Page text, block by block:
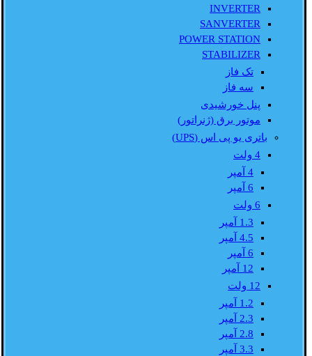
INVERTER
SANVERTER
POWER STATION
STABILIZER
تک فاز
سه فاز
پنل خورشیدی
موتور برق (ژنراتور)
باتری یو پی اس (UPS)
4 ولت
4 آمپر
6 آمپر
6 ولت
1.3 آمپر
4.5 آمپر
6 آمپر
12 آمپر
12 ولت
1.2 آمپر
2.3 آمپر
2.8 آمپر
3.3 آمپر